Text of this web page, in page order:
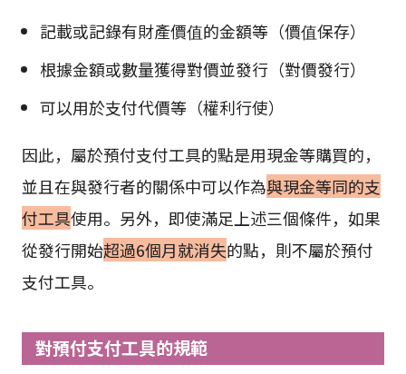
記載或記錄有財產價值的金額等（價值保存）
根據金額或數量獲得對價並發行（對價發行）
可以用於支付代價等（權利行使）
因此，屬於預付支付工具的點是用現金等購買的，
並且在與發行者的關係中可以作為與現金等同的支
付工具使用。另外，即使滿足上述三個條件，如果
從發行開始超過6個月就消失的點，則不屬於預付
支付工具。
對預付支付工具的規範